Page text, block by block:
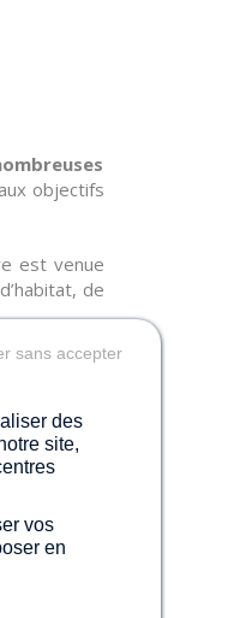
objectifs
est venue
de
des
site,
vos
en
sans accepter